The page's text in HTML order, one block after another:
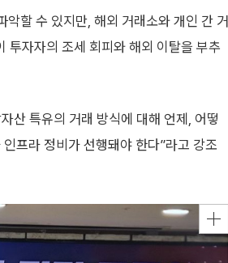
할 수 있지만, 해외 거래소와 개인 간 거
투자자의 조세 회피와 해외 이탈을 부추
산 특유의 거래 방식에 대해 언제, 어떻
프라 정비가 선행돼야 한다”라고 강조